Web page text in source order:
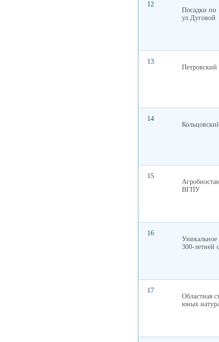
12
Посадки по
ул.Дуговой
13
Петровский
14
15
ВГПУ
16
Уникальное
300-летней
17
Областная
юных